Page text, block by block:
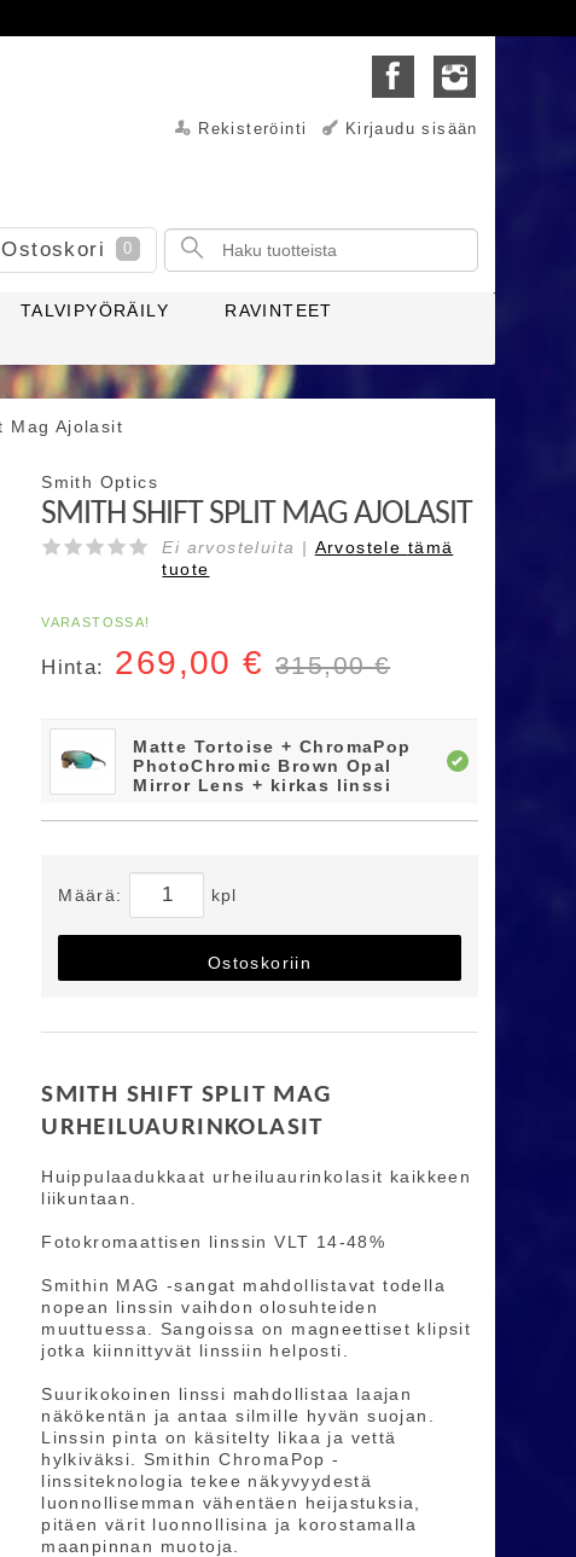
Rekisteröinti Kirjaudu sisään
Ostoskori 0
TALVIPYÖRÄILY
RAVINTEET
Mag Ajolasit
Smith Optics
SMITH SHIFT SPLIT MAG AJOLASIT
Ei arvosteluita | Arvostele tämä
tuote
VARASTOSSA!
Hinta: 269,00€ 315,00 €
Matte Tortoise + ChromaPop
PhotoChromic Brown Opal
Mirror Lens + kirkas linssi
Määrä: kpl
Ostoskoriin
SMITH SHIFT SPLIT MAG
URHEILUAURINKOLASIT
Huippulaadukkaat urheiluaurinkolasit kaikkeen
liikuntaan.
Fotokromaattisen linssin VLT 14-48%
Smithin MAG -sangat mahdollistavat todella
nopean linssin vaihdon olosuhteiden
muuttuessa. Sangoissa on magneettiset klipsit
jotka kiinnittyvät linssiin helposti.
Suurikokoinen linssi mahdollistaa laajan
näkökentän ja antaa silmille hyvän suojan.
Linssin pinta on käsitelty likaa ja vettä
hylkiväksi. Smithin ChromaPop -
linssiteknologia tekee näkyvyydestä
luonnollisemman vähentäen heijastuksia,
pitäen värit luonnollisina ja korostamalla
maanpinnan muotoja.